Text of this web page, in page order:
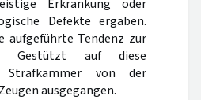
Erkrankung oder
Defekte ergäben.
aufgeführte Tendenz zur
Gestützt auf diese
von der
ausgegangen.